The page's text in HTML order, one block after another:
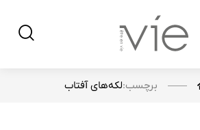
برچسب:لکه‌های آفتاب